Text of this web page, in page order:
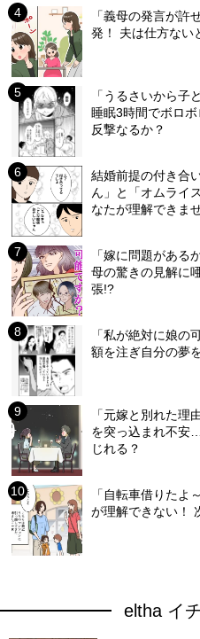
「義母の発言が
発！ 夫は仕方ない
「うるさいから子
睡眠3時間でボロ
反撃なるか？
結婚前提の付き合
ん」と「オムライ
なたが理解できま
「嫁に問題がある
母の驚きの見解に
張!?
「私が絶対に娘
額を注ぎ自分の夢
「元嫁と別れた理
を突っ込まれ不安
じれる？
「自転車借りたよ
が理解できない！
eltha イ